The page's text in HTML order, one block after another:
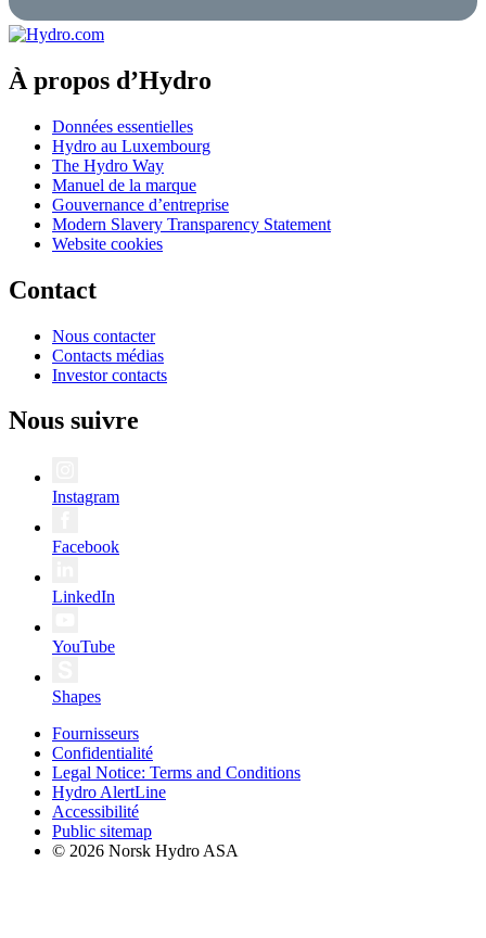
À propos d’Hydro
Données essentielles
Hydro au Luxembourg
The Hydro Way
Manuel de la marque
Gouvernance d’entreprise
Modern Slavery Transparency Statement
Website cookies
Contact
Nous contacter
Contacts médias
Investor contacts
Nous suivre
Instagram
Facebook
LinkedIn
YouTube
Shapes
Fournisseurs
Confidentialité
Legal Notice: Terms and Conditions
Hydro AlertLine
Accessibilité
Public sitemap
© 2026 Norsk Hydro ASA